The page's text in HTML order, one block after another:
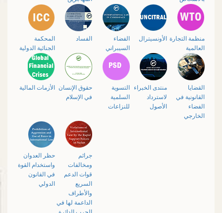
المحكمة
الجنائية الدولية
الفساد
الفضاء
السيبراني
الأونسيترال
منظمة التجارة
العالمية
الأزمات المالية
حقوق الإنسان
في الإسلام
التسوية
السلمية
للنزاعات
منتدى الخبراء
لاسترداد
الأصول
القضايا
القانونية في
الفضاء
الخارجي
حظر العدوان
واستخدام القوة
في القانون
الدولي
جرائم
ومخالفات
قوات الدعم
السريع
والأطراف
الداعمة لها في